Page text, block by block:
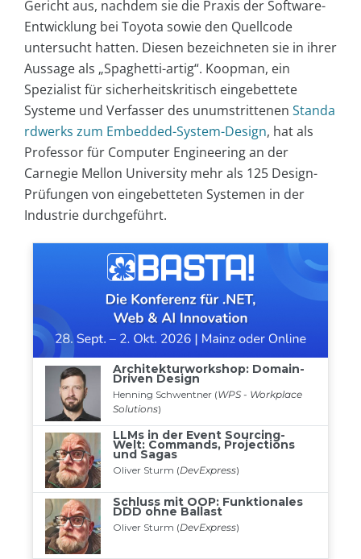
Gericht aus, nachdem sie die Praxis der Software-
Entwicklung bei Toyota sowie den Quellcode
untersucht hatten. Diesen bezeichneten sie in ihrer
Aussage als „Spaghetti-artig“. Koopman, ein
Spezialist für sicherheitskritisch eingebettete
Systeme und Verfasser des unumstrittenen Standa
rdwerks zum Embedded-System-Design, hat als
Professor für Computer Engineering an der
Carnegie Mellon University mehr als 125 Design-
Prüfungen von eingebetteten Systemen in der
Industrie durchgeführt.